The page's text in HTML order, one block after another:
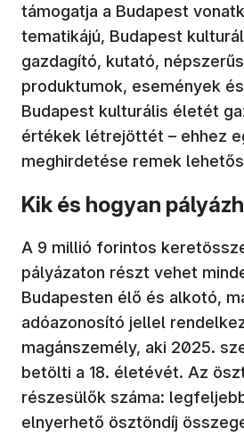
támogatja a Budapest
tematikájú, Budapest
gazdagító, kutató,
produktumok, események
Budapest kulturális életét
értékek létrejöttét – ehhez
meghirdetése remek
Kik és hogyan
A 9 millió forintos
pályázaton részt vehet
Budapesten élő és alkotó,
adóazonosító jellel
magánszemély, aki 2025.
betölti a 18. életévét. Az
részesülők száma:
elnyerhető ösztöndíj